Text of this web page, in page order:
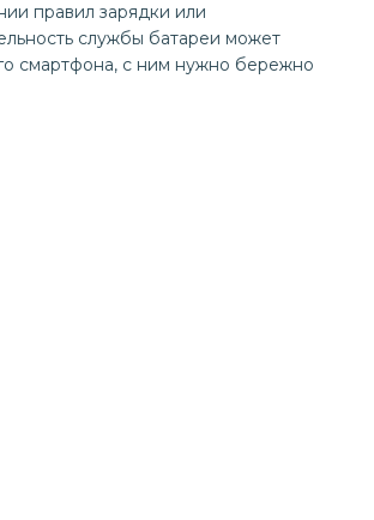
правил зарядки или
службы батареи может
смартфона, с ним нужно бережно